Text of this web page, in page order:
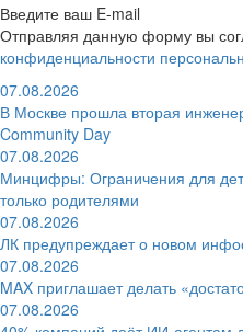
Введите ваш E-mail
Отправляя данную форму вы
конфиденциальности
07.08.2026
В Москве прошла вторая
Community Day
07.08.2026
Минцифры: Ограничения для
только родителями
07.08.2026
ЛК предупреждает о новом
07.08.2026
MAX приглашает делать
07.08.2026